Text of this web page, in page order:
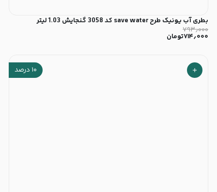
بطری آب یونیک طرح save water کد 3058 گنجایش 1.03 لیتر
۷۹۳٫۰۰۰
۷۱۴٫۰۰۰تومان
۱۰ درصد